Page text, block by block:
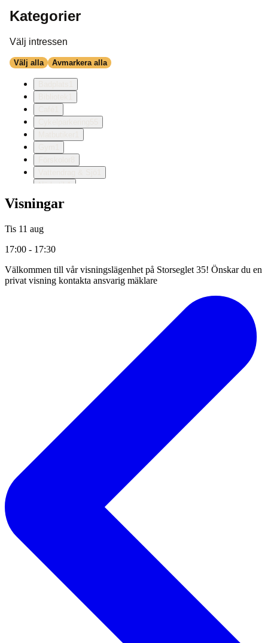
Visningar
Tis 11 aug
17:00 - 17:30
Välkommen till vår visningslägenhet på Storseglet 35! Önskar du en
privat visning kontakta ansvarig mäklare